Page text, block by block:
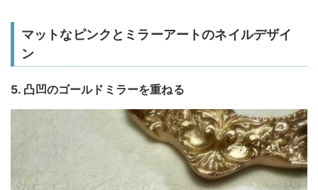
マットなピンクとミラーアートのネイルデザイ
ン
5. 凸凹のゴールドミラーを重ねる